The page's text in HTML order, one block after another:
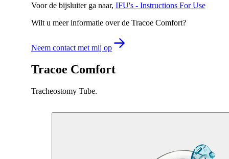
Tracoe Comfort
Tracheostomy Tube.
Voor de bijsluiter ga naar, IFU's - Instructions For Use
Wilt u meer informatie over de Tracoe Comfort?
Neem contact met mij op